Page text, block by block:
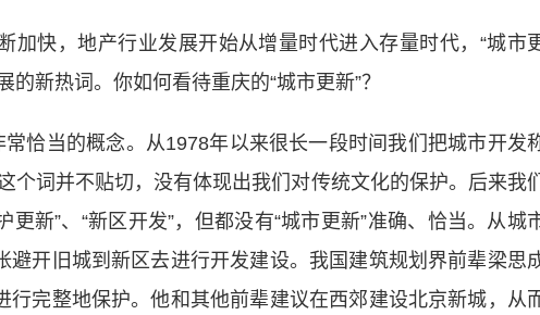
快，地产行业发展开始从增量时代进入存量时代，“城市
新热词。你如何看待重庆的“城市更新”？
恰当的概念。从1978年以来很长一段时间我们把城市开发
个词并不贴切，没有体现出我们对传统文化的保护。后来我们
更新”、“新区开发”，但都没有“城市更新”准确、恰当。从城
避开旧城到新区去进行开发建设。我国建筑规划界前辈梁思
行完整地保护。他和其他前辈建议在西郊建设北京新城，从